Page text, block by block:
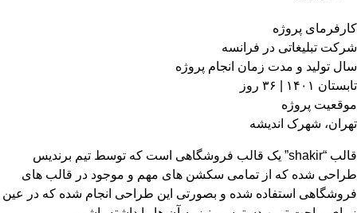
کارفرمای پروژه
شرکت تبلیغاتی در فرانسه
سال تولید و مدت زمان انجام پروژه
تابستان ۱۴۰۱ | ۳۶ روز
موقعیت پروژه
تهران، شهرک اندیشه
قالب “shakir” یک قالب فروشگاهی است که توسط تیم برندیس
طراحی شده که از تمامی سکشن های مهم و موجود در قالب های
فروشگاهی استفاده شده و بصورتی این طراحی انجام شده که در عین